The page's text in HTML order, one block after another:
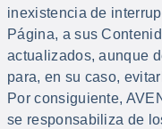
inexistencia de
Página, a sus
actualizados, aunque
para, en su caso,
Por consiguiente,
se responsabiliza de